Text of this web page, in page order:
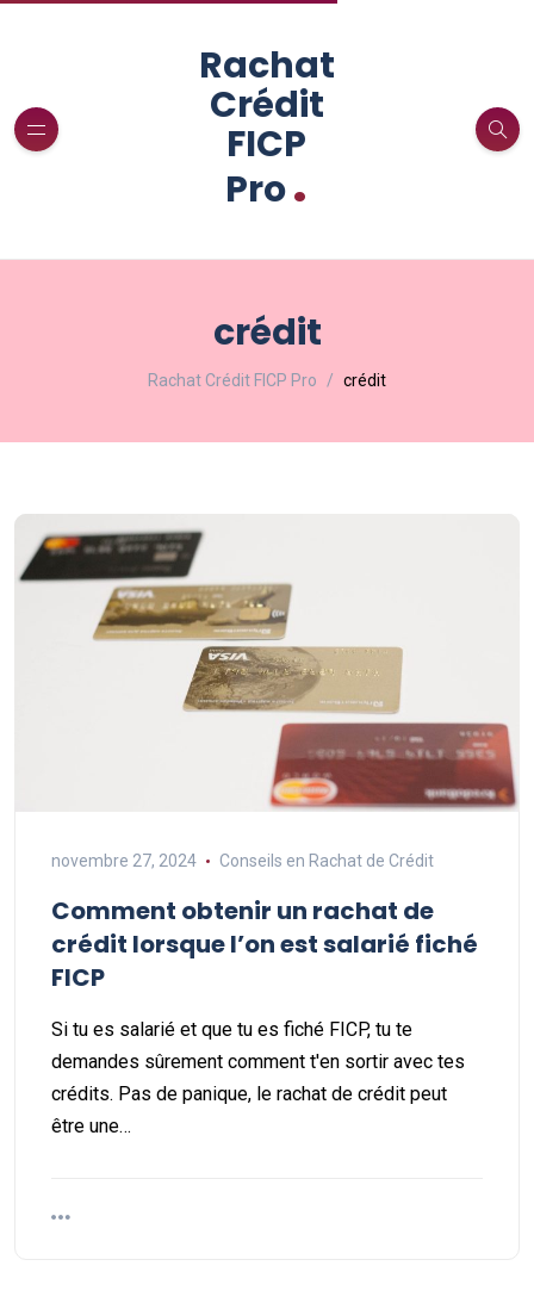
Rachat
Crédit
FICP
Pro.
crédit
Rachat Crédit FICP Pro crédit
novembre 27, 2024 Conseils en Rachat de Crédit
Comment obtenir un rachat de
crédit lorsque l’on est salarié fiché
FICP
Si tu es salarié et que tu es fiché FICP, tu te
demandes sûrement comment t'en sortir avec tes
crédits. Pas de panique, le rachat de crédit peut
être une…